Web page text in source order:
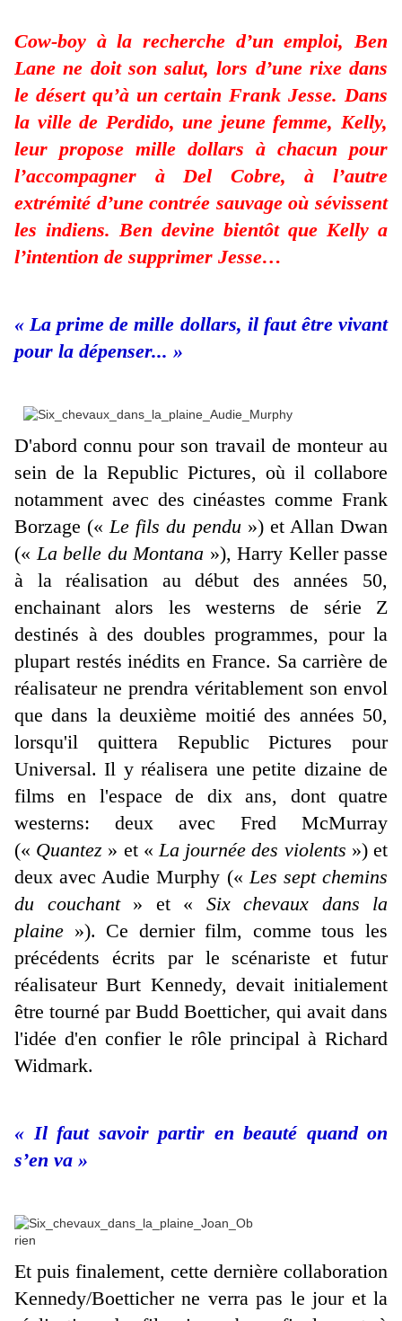
Cow-boy à la recherche d’un emploi, Ben
Lane ne doit son salut, lors d’une rixe dans
le désert qu’à un certain Frank Jesse. Dans
la ville de Perdido, une jeune femme, Kelly,
leur propose mille dollars à chacun pour
l’accompagner à Del Cobre, à l’autre
extrémité d’une contrée sauvage où sévissent
les indiens. Ben devine bientôt que Kelly a
l’intention de supprimer Jesse…
« La prime de mille dollars, il faut être vivant
pour la dépenser... »
D'abord connu pour son travail de monteur au
sein de la Republic Pictures, où il collabore
notamment avec des cinéastes comme Frank
Borzage (« Le fils du pendu») et Allan Dwan
(« La belle du Montana »), Harry Keller passe
à la réalisation au début des années 50,
enchainant alors les westerns de série Z
destinés à des doubles programmes, pour la
plupart restés inédits en France. Sa carrière de
réalisateur ne prendra véritablement son envol
que dans la deuxième moitié des années 50,
lorsqu'il quittera Republic Pictures pour
Universal. Il y réalisera une petite dizaine de
films en l'espace de dix ans, dont quatre
westerns: deux avec Fred McMurray
(« Quantez » et « La journée des violents ») et
deux avec Audie Murphy (« Les sept chemins
du couchant» et « Six chevaux dans la
plaine »). Ce dernier film, comme tous les
précédents écrits par le scénariste et futur
réalisateur Burt Kennedy, devait initialement
être tourné par Budd Boetticher, qui avait dans
l'idée d'en confier le rôle principal à Richard
Widmark.
« Il faut savoir partir en beauté quand on
s’en va »
Et puis finalement, cette dernière collaboration
Kennedy/Boetticher ne verra pas le jour et la